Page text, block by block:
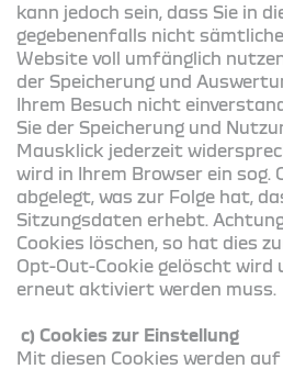
kann jedoch sein, dass Sie in
gegebenenfalls nicht
Website voll umfänglich
der Speicherung und
Ihrem Besuch nicht
Sie der Speicherung und
Mausklick jederzeit
wird in Ihrem Browser ein sog.
abgelegt, was zur Folge hat,
Sitzungsdaten erhebt.
Cookies löschen, so hat dies
Opt-Out-Cookie gelöscht wird
erneut aktiviert werden muss.
c) Cookies zur Einstellung
Mit diesen Cookies werden